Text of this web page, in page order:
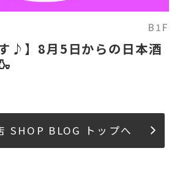
B1F
♪】8月5日からの日本酒
SHOP BLOG トップへ